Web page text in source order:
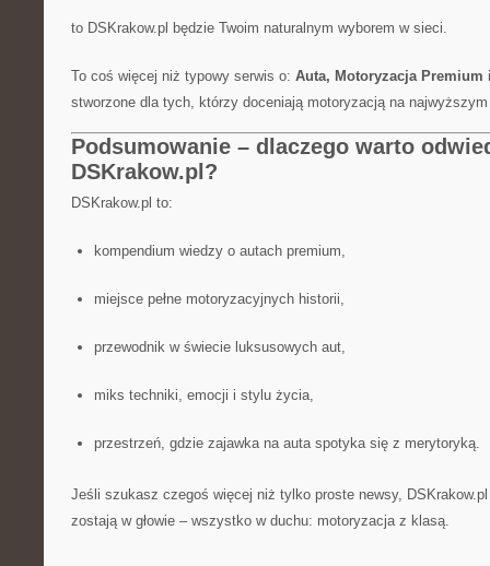
to DSKrakow.pl będzie Twoim naturalnym wyborem w sieci.
To coś więcej niż typowy serwis o: Auta, Motoryzacja Premium
stworzone dla tych, którzy doceniają motoryzacją na
Podsumowanie – dlaczego warto
DSKrakow.pl?
DSKrakow.pl to:
kompendium wiedzy o autach premium,
miejsce pełne motoryzacyjnych historii,
przewodnik w świecie luksusowych aut,
miks techniki, emocji i stylu życia,
przestrzeń, gdzie zajawka na auta spotyka się z merytoryką.
Jeśli szukasz czegoś więcej niż tylko proste newsy,
zostają w głowie – wszystko w duchu: motoryzacja z klasą.